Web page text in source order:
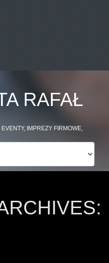
RAFAŁ
IMPREZY FIRMOWE,